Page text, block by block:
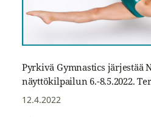
Pyrkivä Gymnastics järjestää
näyttökilpailun 6.-8.5.2022.
12.4.2022